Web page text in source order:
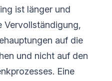
ist länger und
Vervollständigung,
auf die
und nicht auf den
Eine